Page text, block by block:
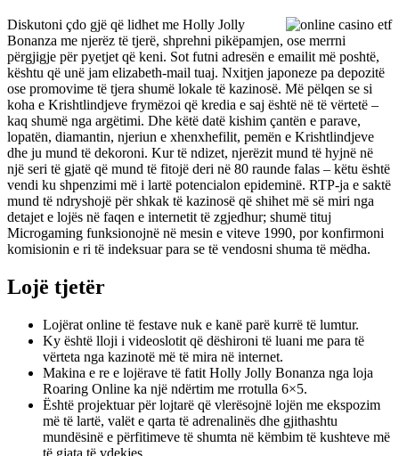
Diskutoni çdo gjë që lidhet me Holly Jolly
Bonanza me njerëz të tjerë, shprehni pikëpamjen, ose merrni
përgjigje për pyetjet që keni. Sot futni adresën e emailit më poshtë,
kështu që unë jam elizabeth-mail tuaj. Nxitjen japoneze pa depozitë
ose promovime të tjera shumë lokale të kazinosë. Më pëlqen se si
koha e Krishtlindjeve frymëzoi që kredia e saj është në të vërtetë –
kaq shumë nga argëtimi. Dhe këtë datë kishim çantën e parave,
lopatën, diamantin, njeriun e xhenxhefilit, pemën e Krishtlindjeve
dhe ju mund të dekoroni. Kur të ndizet, njerëzit mund të hyjnë në
një seri të gjatë që mund të fitojë deri në 80 raunde falas – këtu është
vendi ku shpenzimi më i lartë potencialon epideminë. RTP-ja e saktë
mund të ndryshojë për shkak të kazinosë që shihet më së miri nga
detajet e lojës në faqen e internetit të zgjedhur; shumë tituj
Microgaming funksionojnë në mesin e viteve 1990, por konfirmoni
komisionin e ri të indeksuar para se të vendosni shuma të mëdha.
Lojë tjetër
Lojërat online të festave nuk e kanë parë kurrë të lumtur.
Ky është lloji i videoslotit që dëshironi të luani me para të
vërteta nga kazinotë më të mira në internet.
Makina e re e lojërave të fatit Holly Jolly Bonanza nga loja
Roaring Online ka një ndërtim me rrotulla 6×5.
Është projektuar për lojtarë që vlerësojnë lojën me ekspozim
më të lartë, valët e qarta të adrenalinës dhe gjithashtu
mundësinë e përfitimeve të shumta në këmbim të kushteve më
të gjata të vdekjes.